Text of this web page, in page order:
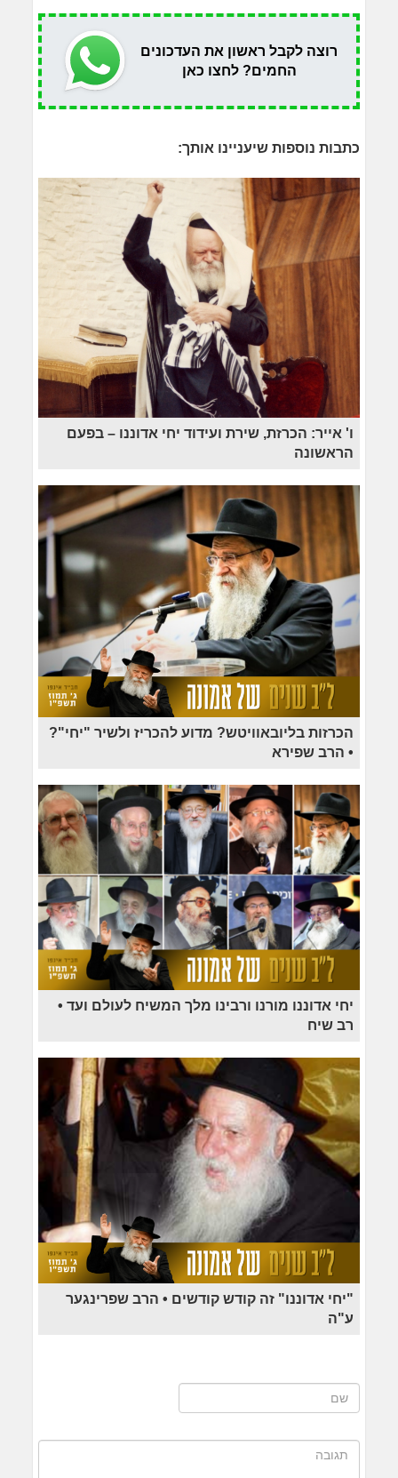
רוצה לקבל ראשון את העדכונים
החמים? לחצו כאן
כתבות נוספות שיעניינו אותך:
ו' אייר: הכרזת, שירת ועידוד יחי אדוננו – בפעם
הראשונה
הכרזות בליובאוויטש? מדוע להכריז ולשיר "יחי"?
• הרב שפירא
יחי אדוננו מורנו ורבינו מלך המשיח לעולם ועד •
רב שיח
"יחי אדוננו" זה קודש קודשים • הרב שפרינגער
ע"ה